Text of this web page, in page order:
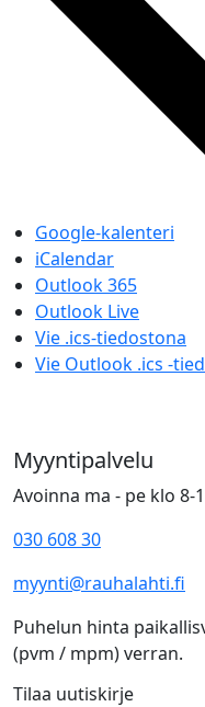
Google-kalenteri
iCalendar
Outlook 365
Outlook Live
Vie .ics-tiedostona
Vie Outlook .ics -
Myyntipalvelu
Avoinna ma - pe klo 8-
030 608 30
myynti@rauhalahti.fi
Puhelun hinta
(pvm / mpm) verran.
Tilaa uutiskirje